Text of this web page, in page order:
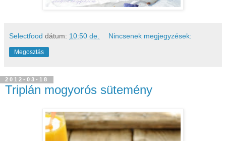
Selectfood dátum: 10:50 de. Nincsenek megjegyzések:
Megosztás
2012-03-18
Triplán mogyorós sütemény